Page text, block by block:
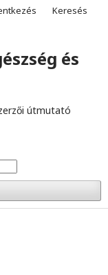
és
útmutató
Keresés